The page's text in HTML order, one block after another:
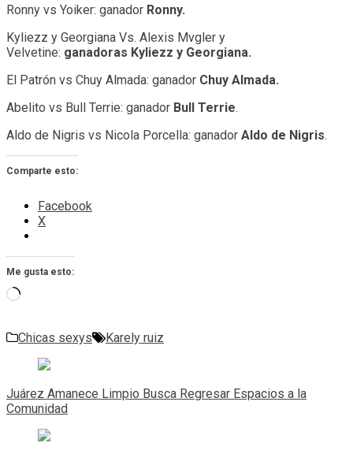
Ronny vs Yoiker: ganador Ronny.
Kyliezz y Georgiana Vs. Alexis Mvgler y
Velvetine: ganadoras Kyliezz y Georgiana.
El Patrón vs Chuy Almada: ganador Chuy Almada.
Abelito vs Bull Terrie: ganador Bull Terrie.
Aldo de Nigris vs Nicola Porcella: ganador Aldo de Nigris.
Comparte esto:
Facebook
X
Me gusta esto:
Cargando...
Chicas sexys Karely ruiz
Navegación
de
entradas
Juárez Amanece Limpio Busca Regresar Espacios a la
Comunidad